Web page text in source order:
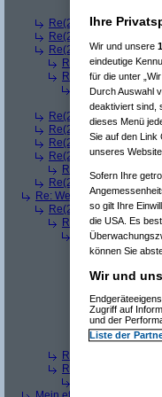
Re(2): Welches
Re(2): Welches
Re(2): Welches
Re(3): Welches
Re(3): Welches
Re(4): Welches
Re(5):
Re(2): Welches
Re(2): Welches
Re(2): Welches
Re(2): Welches
Re(3): Welches
Re(2): Welches
Re: Welches ETWAS
Re(2): Welches
Re(3): Welches
Re(4): Welches
Re(5):
Re(5):
Re(7):
Re(8):
Re(5):
Re(3): Welches
Re(3): Welches
Ihre
Wir und unsere
eindeutige
für die unter
Durch Auswahl
deaktiviert sind,
dieses Menü
Sie auf den Link
unseres
Sofern Ihre
so gilt Ihre
die USA. Es
können Sie
Wir und
Zugriff auf
und der
Liste der